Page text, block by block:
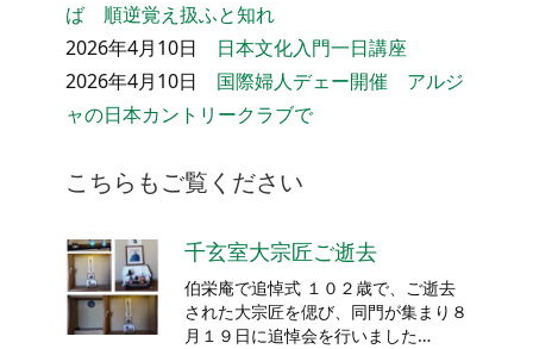
ば 順逆覚え扱ふと知れ
2026年4月10日 日本文化入門一日講座
2026年4月10日 国際婦人デェー開催 アルジ
ャの日本カントリークラブで
こちらもご覧ください
千玄室大宗匠ご逝去
伯栄庵で追悼式 １０２歳で、ご逝去
された大宗匠を偲び、同門が集まり８
月１９日に追悼会を行いました…